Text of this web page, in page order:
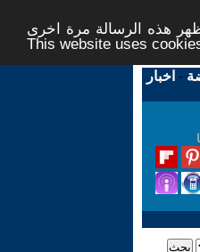
هذه الرسالة مرة اخرى -
This website uses
- اخبار